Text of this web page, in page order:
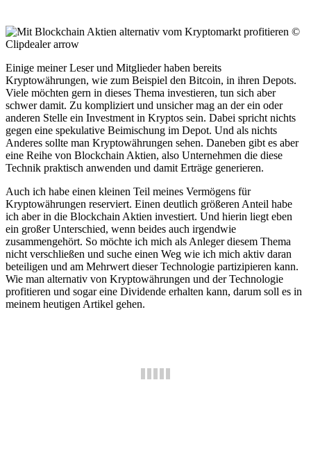
Einige meiner Leser und Mitglieder haben bereits
Kryptowährungen, wie zum Beispiel den Bitcoin, in ihren Depots.
Viele möchten gern in dieses Thema investieren, tun sich aber
schwer damit. Zu kompliziert und unsicher mag an der ein oder
anderen Stelle ein Investment in Kryptos sein. Dabei spricht nichts
gegen eine spekulative Beimischung im Depot. Und als nichts
Anderes sollte man Kryptowährungen sehen. Daneben gibt es aber
eine Reihe von Blockchain Aktien, also Unternehmen die diese
Technik praktisch anwenden und damit Erträge generieren.
Auch ich habe einen kleinen Teil meines Vermögens für
Kryptowährungen reserviert. Einen deutlich größeren Anteil habe
ich aber in die Blockchain Aktien investiert. Und hierin liegt eben
ein großer Unterschied, wenn beides auch irgendwie
zusammengehört. So möchte ich mich als Anleger diesem Thema
nicht verschließen und suche einen Weg wie ich mich aktiv daran
beteiligen und am Mehrwert dieser Technologie partizipieren kann.
Wie man alternativ von Kryptowährungen und der Technologie
profitieren und sogar eine Dividende erhalten kann, darum soll es in
meinem heutigen Artikel gehen.